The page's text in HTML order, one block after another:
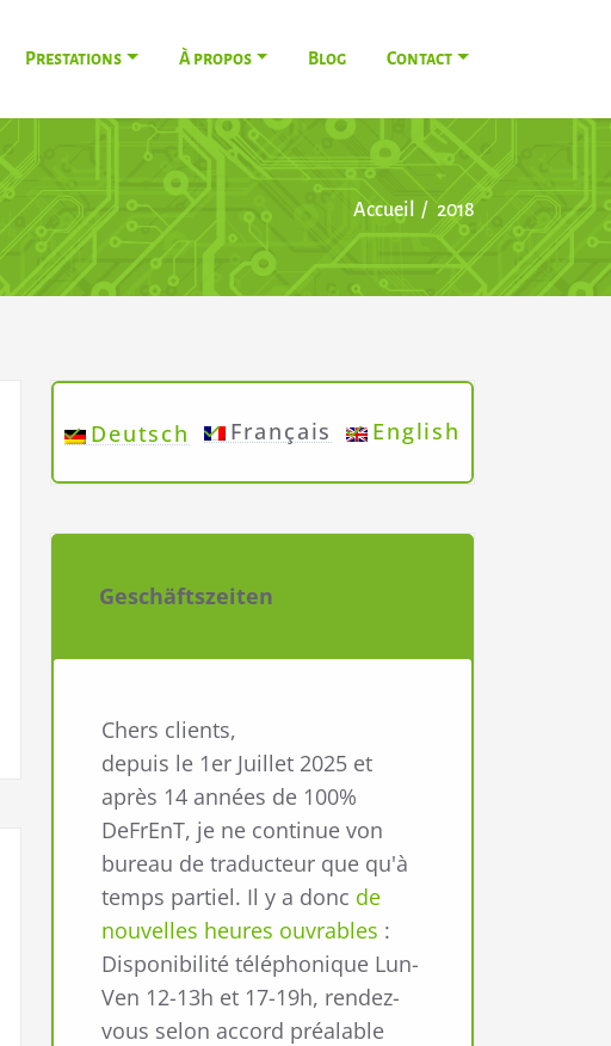
Prestations À propos Blog Contact
Accueil 2018
Deutsch Français English
Geschäftszeiten
Chers clients,
depuis le 1er Juillet 2025 et
après 14 années de 100%
DeFrEnT, je ne continue von
bureau de traducteur que qu'à
temps partiel. Il y a donc de
nouvelles heures ouvrables :
Disponibilité téléphonique Lun-
Ven 12-13h et 17-19h, rendez-
vous selon accord préalable